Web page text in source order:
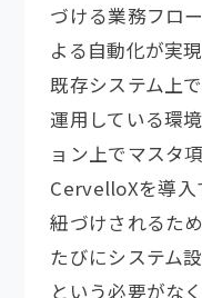
づける業務フロ
よる自動化が実現
既存システム上
運用している環
ョン上でマスタ
CervelloXを導入
紐づけされるた
たびにシステム
という必要がな